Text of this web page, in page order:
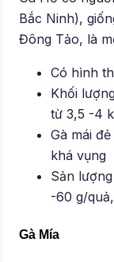
Bắc Ninh),
Đông Tảo, là
Có hình
Khối
từ 3,5 -4
Gà mái
khá vụng
Sản
-60 g/
Gà Mía